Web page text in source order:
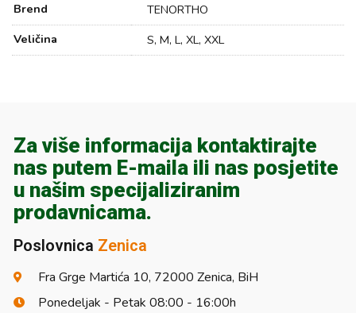
Brend
TENORTHO
Veličina
S, M, L, XL, XXL
Za više informacija kontaktirajte
nas putem E-maila ili nas posjetite
u našim specijaliziranim
prodavnicama.
Poslovnica Zenica
Fra Grge Martića 10, 72000 Zenica, BiH
Ponedeljak - Petak 08:00 - 16:00h